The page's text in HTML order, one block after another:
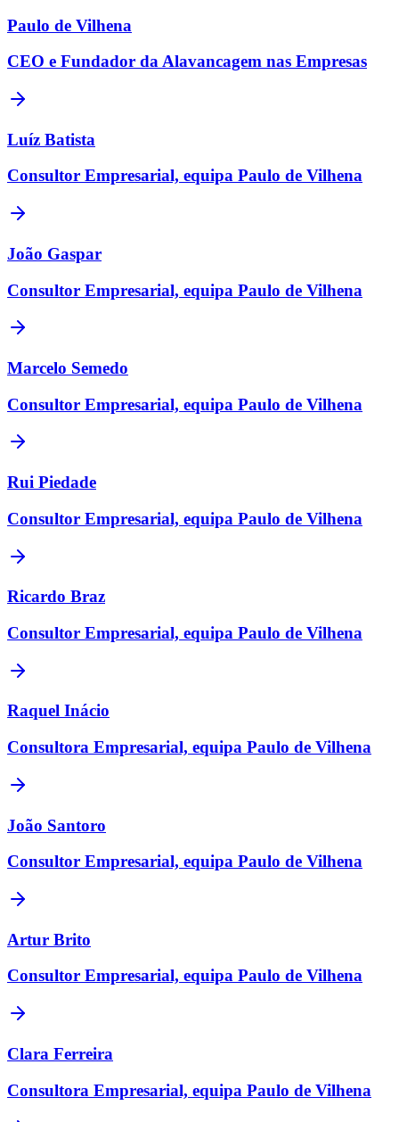
Paulo de Vilhena
CEO e Fundador da Alavancagem nas Empresas
Luíz Batista
Consultor Empresarial, equipa Paulo de Vilhena
João Gaspar
Consultor Empresarial, equipa Paulo de Vilhena
Marcelo Semedo
Consultor Empresarial, equipa Paulo de Vilhena
Rui Piedade
Consultor Empresarial, equipa Paulo de Vilhena
Ricardo Braz
Consultor Empresarial, equipa Paulo de Vilhena
Raquel Inácio
Consultora Empresarial, equipa Paulo de Vilhena
João Santoro
Consultor Empresarial, equipa Paulo de Vilhena
Artur Brito
Consultor Empresarial, equipa Paulo de Vilhena
Clara Ferreira
Consultora Empresarial, equipa Paulo de Vilhena